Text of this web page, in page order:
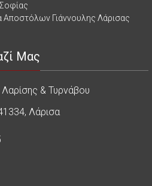
Γιάννουλης Λάρισας
Μας
& Τυρνάβου
Λάρισα